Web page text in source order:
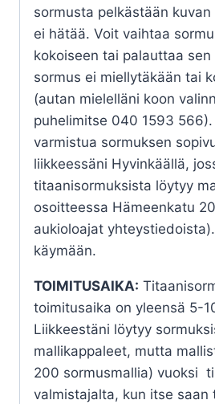
sormusta pelkästään
ei hätää. Voit vaihtaa
kokoiseen tai palauttaa sen
sormus ei miellytäkään tai
(autan mielelläni koon
puhelimitse 040 1593
varmistua sormuksen
liikkeessäni Hyvinkäällä,
titaanisormuksista löytyy
osoitteessa Hämeenkatu
aukioloajat
käymään.
TOIMITUSAIKA:
toimitusaika on yleensä 5-
Liikkeestäni löytyy
mallikappaleet, mutta
200 sormusmallia) vuoksi
valmistajalta, kun itse saan